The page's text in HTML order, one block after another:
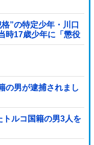
”の特定少年・川口
時17歳少年に「懲役
の男が逮捕されまし
トルコ国籍の男3人を